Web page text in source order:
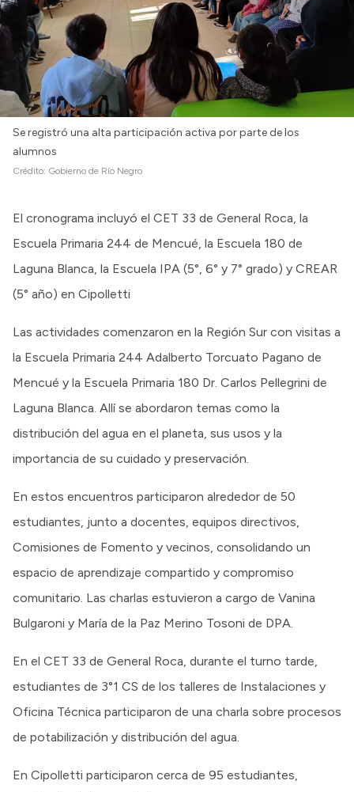
Se registró una alta participación activa por parte de los
alumnos
Crédito: Gobierno de Río Negro
El cronograma incluyó el CET 33 de General Roca, la
Escuela Primaria 244 de Mencué, la Escuela 180 de
Laguna Blanca, la Escuela IPA (5°, 6° y 7° grado) y CREAR
(5° año) en Cipolletti
Las actividades comenzaron en la Región Sur con visitas a
la Escuela Primaria 244 Adalberto Torcuato Pagano de
Mencué y la Escuela Primaria 180 Dr. Carlos Pellegrini de
Laguna Blanca. Allí se abordaron temas como la
distribución del agua en el planeta, sus usos y la
importancia de su cuidado y preservación.
En estos encuentros participaron alrededor de 50
estudiantes, junto a docentes, equipos directivos,
Comisiones de Fomento y vecinos, consolidando un
espacio de aprendizaje compartido y compromiso
comunitario. Las charlas estuvieron a cargo de Vanina
Bulgaroni y María de la Paz Merino Tosoni de DPA.
En el CET 33 de General Roca, durante el turno tarde,
estudiantes de 3°1 CS de los talleres de Instalaciones y
Oficina Técnica participaron de una charla sobre procesos
de potabilización y distribución del agua.
En Cipolletti participaron cerca de 95 estudiantes,